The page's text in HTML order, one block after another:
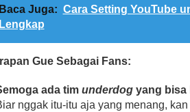
Baca Juga: Cara Setting YouTube
Lengkap
Gue Sebagai Fans:
ada tim underdogyang bisa
nggak itu-itu aja yang menang,